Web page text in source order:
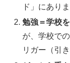
ド」にありま
勉強＝学校
が、学校で
リガー（引